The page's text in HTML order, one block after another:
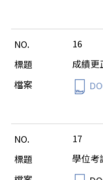
16
成績更
17
學位考